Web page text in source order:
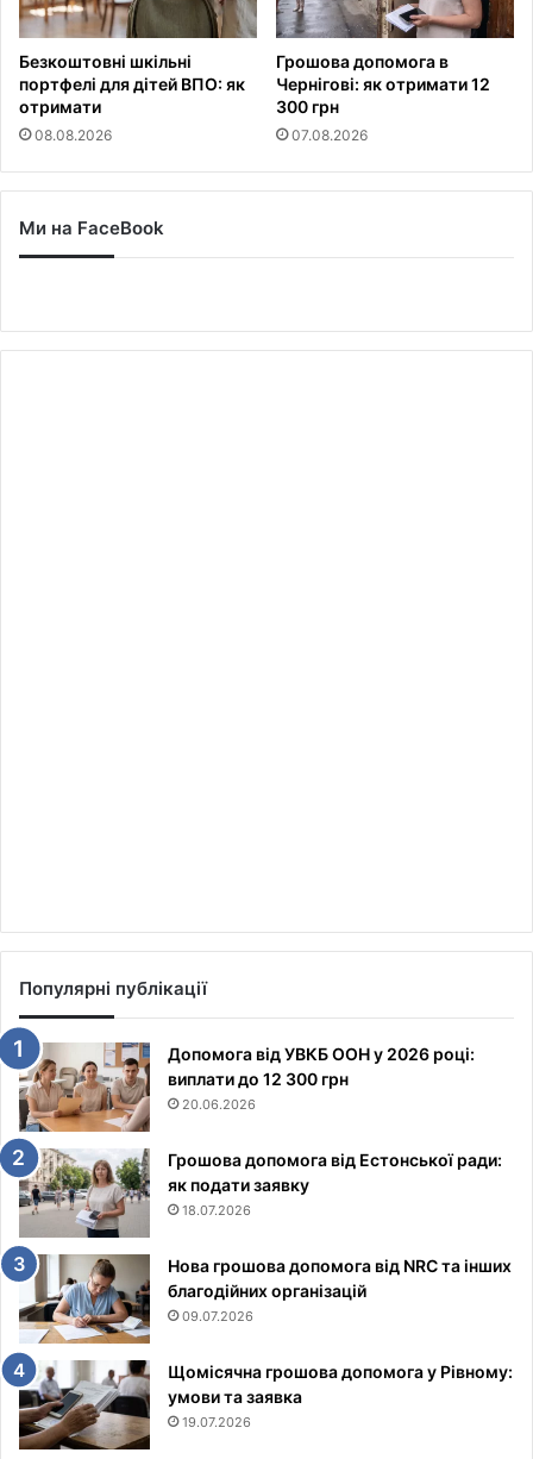
Безкоштовні шкільні
портфелі для дітей ВПО: як
отримати
08.08.2026
Грошова допомога в
Чернігові: як отримати 12
300 грн
07.08.2026
Ми на FaceBook
Популярні публікації
Допомога від УВКБ ООН у 2026 році:
виплати до 12 300 грн
20.06.2026
Грошова допомога від Естонської ради:
як подати заявку
18.07.2026
Нова грошова допомога від NRC та інших
благодійних організацій
09.07.2026
Щомісячна грошова допомога у Рівному:
умови та заявка
19.07.2026